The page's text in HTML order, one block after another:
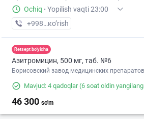
Ochiq · Yopilish vaqti 23:00
+998 (95) XXX-XX-XX
кo’rish
Retsept bo'yicha
Азитромицин, 500 мг, таб. №6
Борисовский завод медицинских
Mavjud: 4 qadoqlar(6 soat oldin
46 300 so'm